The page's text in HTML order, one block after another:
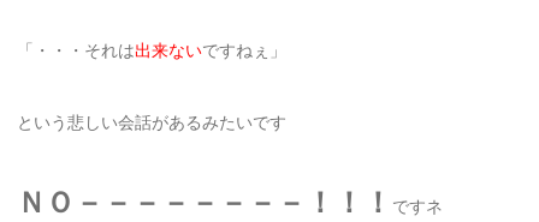
「・・・それは出来ないですねぇ」
という悲しい会話があるみたいです
ＮＯ－－－－－－－－！！！ ですネ